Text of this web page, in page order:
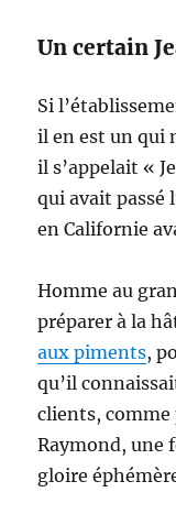
Un certain
Si
il en est un qui
il s’appelait «
qui avait passé
en Californie
Homme au
préparer à la
aux piments,
qu’il
clients,
Raymond, une
gloire